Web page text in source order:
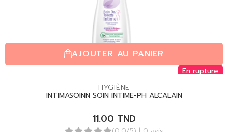
AJOUTER AU PANIER
En rupture
HYGIÈNE
INTIMASOINN SOIN INTIME-PH ALCALAIN
11.00 TND